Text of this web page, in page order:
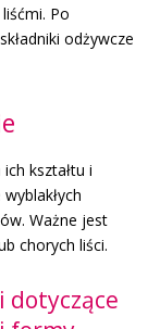
Po
odżywcze
kształtu i
Ważne jest
chorych liści.
dotyczące